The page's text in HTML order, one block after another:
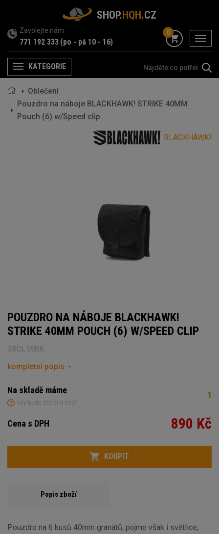
SHOP.HQH.CZ
Zavolejte nám
771 192 333 (po - pá 10 - 16) menu
0
MenuKATEGORIE
Oblečení
Pouzdro na náboje BLACKHAWK! STRIKE 40MM
Pouch (6) w/Speed clip
BLACKHAWK!
POUZDRO NA NÁBOJE BLACKHAWK!
STRIKE 40MM POUCH (6) W/SPEED CLIP
38CL59BK
kompletní popis
Na skladě máme
kdy bude zboží u vás?
1
Cena s DPH 890 Kč
Počet
KOUPIT
Popis zboží
Pouzdro na 6 kusů 40mm granátů, pojme však i světlice,